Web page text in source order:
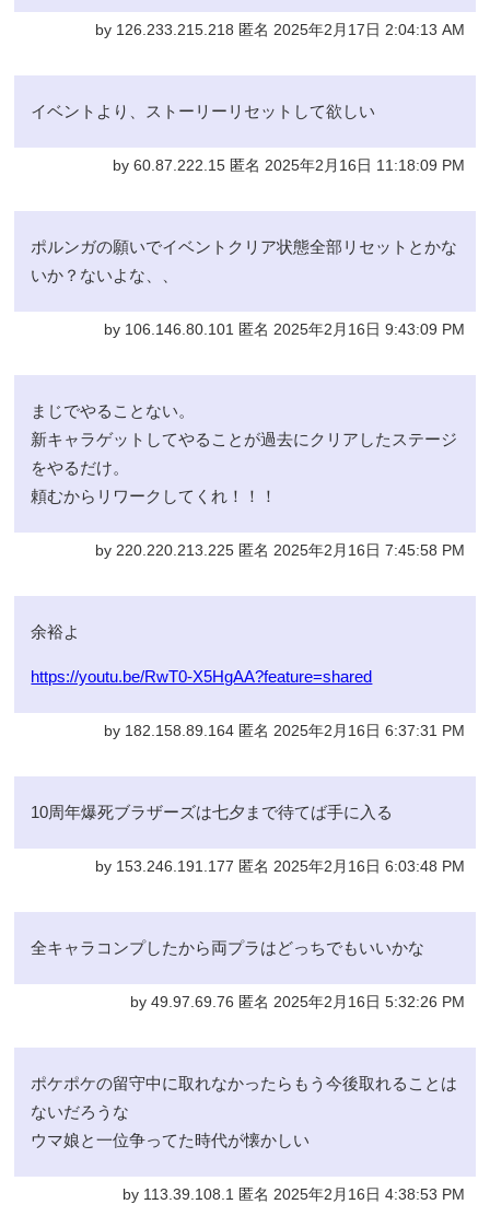
by 126.233.215.218 匿名 2025年2月17日 2:04:13 AM
イベントより、ストーリーリセットして欲しい
by 60.87.222.15 匿名 2025年2月16日 11:18:09 PM
ポルンガの願いでイベントクリア状態全部リセットとかな
いか？ないよな、、
by 106.146.80.101 匿名 2025年2月16日 9:43:09 PM
まじでやることない。
新キャラゲットしてやることが過去にクリアしたステージ
をやるだけ。
頼むからリワークしてくれ！！！
by 220.220.213.225 匿名 2025年2月16日 7:45:58 PM
余裕よ
https://youtu.be/RwT0-X5HgAA?feature=shared
by 182.158.89.164 匿名 2025年2月16日 6:37:31 PM
10周年爆死ブラザーズは七夕まで待てば手に入る
by 153.246.191.177 匿名 2025年2月16日 6:03:48 PM
全キャラコンプしたから両プラはどっちでもいいかな
by 49.97.69.76 匿名 2025年2月16日 5:32:26 PM
ポケポケの留守中に取れなかったらもう今後取れることは
ないだろうな
ウマ娘と一位争ってた時代が懐かしい
by 113.39.108.1 匿名 2025年2月16日 4:38:53 PM